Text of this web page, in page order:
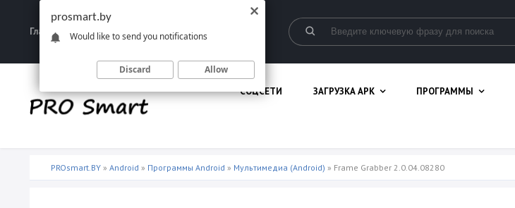
Главная Запрещенные материалы
СОЦСЕТИ ЗАГРУЗКА APK ПРОГРАММЫ
PROsmart.BY » Android » Программы Android » Мультимедиа (Android) » Frame Grabber 2.0.04.08280
prosmart.by
Would like to send you notifications
Discard Allow